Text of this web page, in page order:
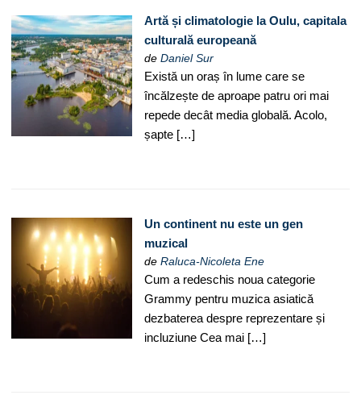
Artă și climatologie la Oulu, capitala
culturală europeană
deDaniel Sur
Există un oraș în lume care se
încălzește de aproape patru ori mai
repede decât media globală. Acolo,
șapte […]
Un continent nu este un gen
muzical
deRaluca-Nicoleta Ene
Cum a redeschis noua categorie
Grammy pentru muzica asiatică
dezbaterea despre reprezentare și
incluziune Cea mai […]